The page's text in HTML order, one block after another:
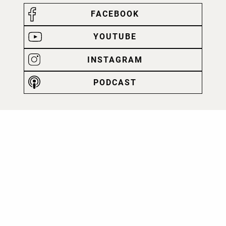
FACEBOOK
YOUTUBE
INSTAGRAM
PODCAST